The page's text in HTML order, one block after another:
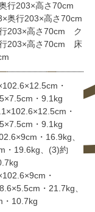
行203×高さ70cm
奥行203×高さ70cm
203×高さ70cm ク
203×高さ70cm 床
・
・9.1kg
・
・9.1kg
・16.9kg、
・19.6kg、(3)約
・
・21.7kg、
・10.7kg